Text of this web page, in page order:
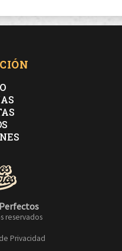
reservados
Privacidad